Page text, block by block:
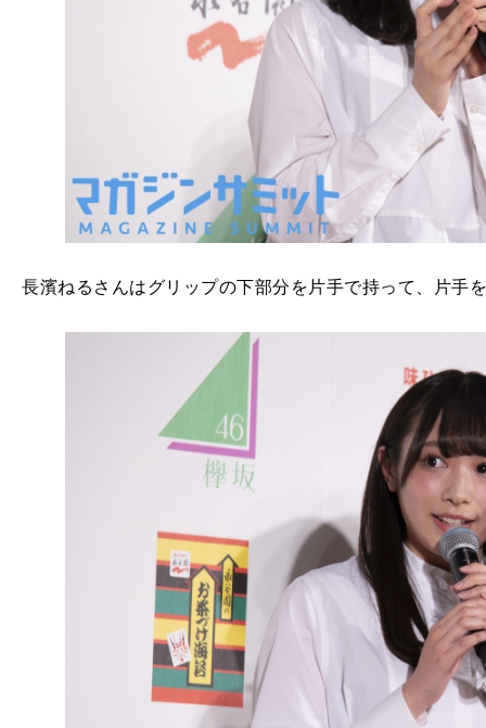
長濱ねるさんはグリップの下部分を片手で持って、片手